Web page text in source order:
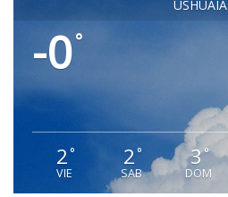
USHUAIA
-0°
2°
VIE
2 °
SAB
3°
DOM